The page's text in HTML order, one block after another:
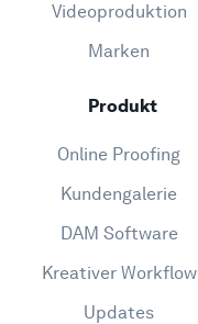
Videoproduktion
Marken
Produkt
Online Proofing
Kundengalerie
DAM Software
Kreativer Workflow
Updates